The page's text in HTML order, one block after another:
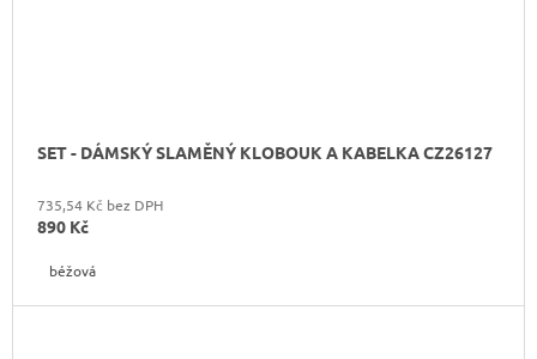
SET - DÁMSKÝ SLAMĚNÝ KLOBOUK A KABELKA CZ26127
735,54 Kč bez DPH
890 Kč
béžová